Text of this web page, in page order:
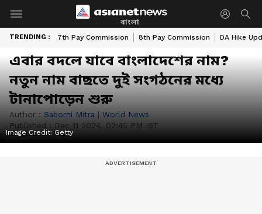
বাংলা
TRENDING : 7th Pay Commission 8th Pay Commission DA Hike
এবার বদলে যাবে বাংলাদেশের নাম?
নতুন নাম বাছতে দুই সংগঠনের মধ্যে
টানাপোড়েন শুরু
Author : Saborni Mitra | World News
Published : Dec 11 2024, 02:45 PM IST
Image Credit:Getty